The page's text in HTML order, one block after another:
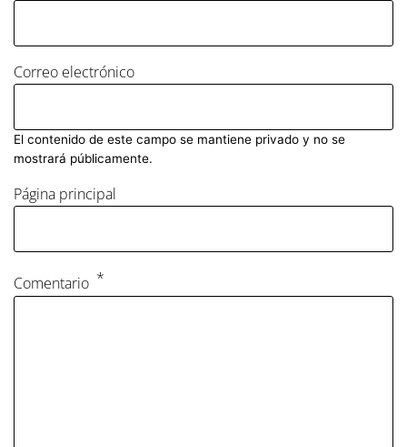
Correo electrónico
El contenido de este campo se mantiene privado y no se
mostrará públicamente.
Página principal
Comentario